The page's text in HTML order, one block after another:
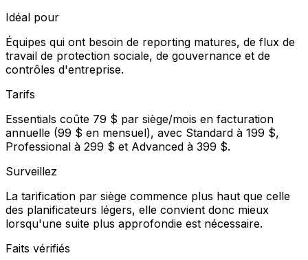
Idéal pour
Équipes qui ont besoin de reporting matures, de flux de
travail de protection sociale, de gouvernance et de
contrôles d'entreprise.
Tarifs
Essentials coûte 79 $ par siège/mois en facturation
annuelle (99 $ en mensuel), avec Standard à 199 $,
Professional à 299 $ et Advanced à 399 $.
Surveillez
La tarification par siège commence plus haut que celle
des planificateurs légers, elle convient donc mieux
lorsqu'une suite plus approfondie est nécessaire.
Faits vérifiés